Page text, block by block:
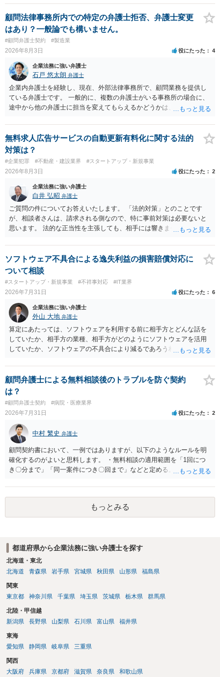
みてはいかがでしょうか。 また同時並行で（もしまだされていないの
であれば）書面で退所意思の明確化はしておくべきだと考えます。
顧問法律事務所内での特定の弁護士拒否、弁護士変更
はあり？一般論でも構いません。
#顧問弁護士契約 #製造業
2026年8月3日 役にたった 4
企業法務に強い弁護士
石戸 悠太朗 弁護士
企業内弁護士を経験し、現在、外部法律事務所で、顧問業務を提供し
ている弁護士です。 一般的に、複数の弁護士がいる事務所の場合に、
途中から他の弁護士に担当を変えてもらえるかどうかは、当該事務所
が不満を抱いている弁護士を担当にすることは望ましくないため、別
の弁護士に変更するのが通常でしょう。それでも、担当弁護士を変え
てくれない場合は、他の弁護士の担当案件が一般で担当を変えられな
いなどの事情があるかと思います。 担当弁護士が変わらず、仕事内容
も改善されない場合には、決済権限を持つ上司に相談し、顧問契約自
体を見直すのが一番かと思います。
無料求人広告サービスの自動更新有料化に関する法的
対策は？
#企業犯罪 #不動産・建設業界 #スタートアップ・新規事業
2026年8月3日 役にたった 2
企業法務に強い弁護士
白井 弘昭 弁護士
ご質問の件についてお答えいたします。 「法的対策」とのことです
が、相談者さんは、請求される側なので、特に事前対策は必要ないと
思います。 法的な正当性を主張しても、相手には響きません。そもそ
的手段として裁判（おそらく少額訴訟）をするかどうかの問題ですの
で、訴訟を提起してきたら粛々と対応することになります。 少額訴訟
は、１人（１社）年間１０回までしかできないので、こちらが毅然と
支払いを拒否すれば、少額訴訟を提起する可能性は、低いものと思わ
れます。 ただ、裁判を東京などの遠隔地で起こされますと、対応する
だけで費用がかかりますので、難しいところです。 当事者での対応で
すと、押し負けて支払うかもと考えますので、弁護士に依頼するなど
して対応をすれば、より裁判をしてくる可能性は減りますが、当然費
用がかかります。 毅然と拒否して後は裁判するならしてくださいの対
応、弁護士に依頼して同様の対応、裁判してきたら、従業員にて粛々
と対応のどれかを選択することになります。 以上、ご参考まで。
ソフトウェア不具合による逸失利益の損害賠償対応に
ついて相談
#スタートアップ・新規事業 #不祥事対応 #IT業界
2026年7月31日 役にたった 6
企業法務に強い弁護士
外山 大地 弁護士
算定にあたっては、ソフトウェアを利用する前に相手方とどんな話を
していたか、相手方の業種、相手方がどのようにソフトウェアを活用
していたか、ソフトウェアの不具合により減るであろう相手方の将来
ます。 すでに王先生からも回答されている通り、最寄りの弁護士に相
談されることをお勧めします。
顧問弁護士による無料相談後のトラブルを防ぐ契約
は？
#顧問弁護士契約 #病院・医療業界
2026年7月31日 役にたった 2
中村 繁史 弁護士
顧問契約書において、一例ではありますが、以下のようなルールを明
確化するのがよいと思料します。 ・無料相談の適用範囲を「1回につ
き〇分まで」「同一案件につき〇回まで」などと定める。 ・無料相談
ず、継続して対応する場合は「個別受任（有料契約）」が必要であ
る。 ・無料相談から個別の事件処理へ移行する場合は、弁護士と従業
員との間で必ず個別の委任契約書を締結し、着手金や報酬等の費用体
系を事前に明示する手続を義務付ける。 相談料が無料であっても、法
す。したがって、著しく不誠実な対応、放置、あるいは誤った不当な
回答を繰り返したような場合には、弁護士法上の誠実義務違反や品位
保持違反（弁護士法56条1項）として、弁護士会の懲戒対象となり得る
は、このウェブサイトで探す方法のほか、弁護士会や法律事務所に直
接問い合わせをする方法もあり得ると存じます。
もっとみる
都道府県から企業法務に強い弁護士を探す
北海道・東北
北海道
青森県 岩手県 宮城県 秋田県 山形県 福島県
関東
東京都
神奈川県 千葉県 埼玉県 茨城県 栃木県 群馬県
北陸・甲信越
新潟県
長野県 山梨県 石川県 富山県 福井県
東海
愛知県
静岡県 岐阜県 三重県
関西
大阪府
兵庫県 京都府 滋賀県 奈良県 和歌山県